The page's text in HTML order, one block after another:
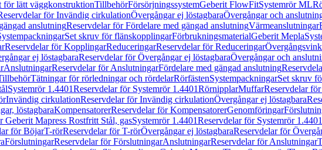
för lätt väggkonstruktionTillbehörFörsörjningssystemGeberit FlowFitSystemrör ML
för Invändig cirkulationÖvergångar ej löstagbaraÖvergångar och
anslutningReservdelar för Fördelare med gängad anslutningVärmeanslutningar
Set skruv för flänskopplingarFörbrukningsmaterialGeberit Mepla
Reservdelar för KopplingarReduceringarReservdelar för Reduceringar
ej löstagbaraReservdelar för Övergångar ej löstagbaraÖvergångar och
AnslutningarReservdelar för AnslutningarFördelare med gängad anslutning
Tätningar för rörledningar och rördelarRörfästenSystempackningarSet skruv
Systemrör 1.4401Reservdelar för Systemrör 1.4401RörnipplarMuffarReservdelar
Invändig cirkulationReservdelar för Invändig cirkulationÖvergångar ej löstagbara
löstagbaraKompensatorerReservdelar för KompensatorerGenomföringar
Geberit Mapress Rostfritt Stål, gasSystemrör 1.4401Reservdelar för Systemrör 1.4401
för BöjarT-rörReservdelar för T-rörÖvergångar ej löstagbaraReservdelar för
FörslutningarReservdelar för FörslutningarAnslutningarReservdelar för Anslutningar